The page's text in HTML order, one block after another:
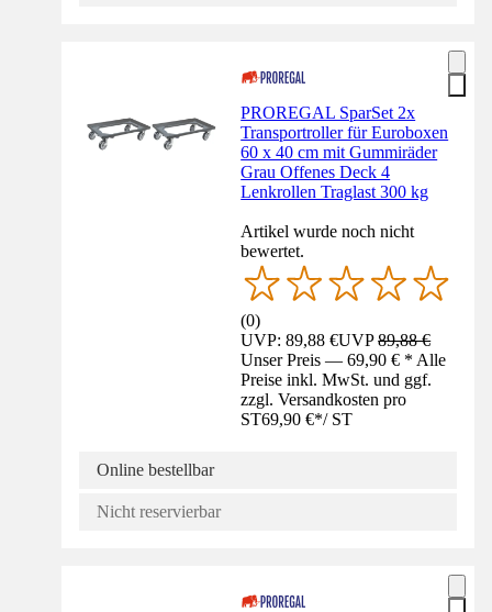
PROREGAL SparSet 2x
Transportroller für Euroboxen
60 x 40 cm mit Gummiräder
Grau Offenes Deck 4
Lenkrollen Traglast 300 kg
Artikel wurde noch nicht
bewertet.
(0)
UVP: 89,88 €UVP89,88 €
Unser Preis — 69,90 € * Alle
Preise inkl. MwSt. und ggf.
zzgl. Versandkosten pro
ST69,90 €*/ ST
Online bestellbar
Nicht reservierbar